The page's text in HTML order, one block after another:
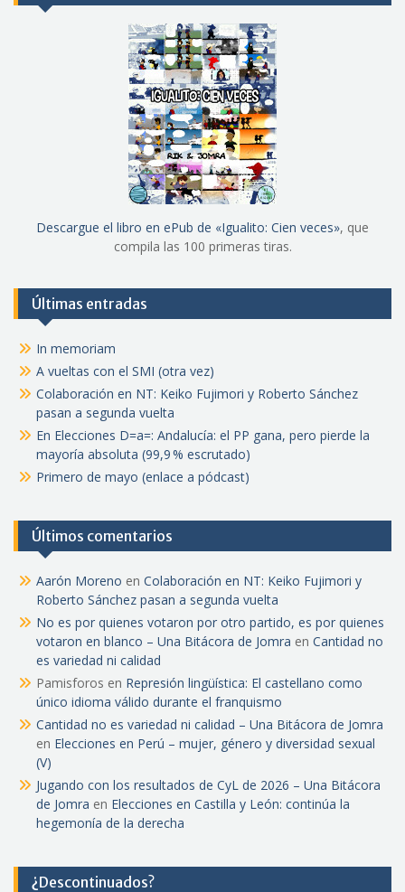
Descargue el libro en ePub de «Igualito: Cien veces», que
compila las 100 primeras tiras.
Últimas entradas
In memoriam
A vueltas con el SMI (otra vez)
Colaboración en NT: Keiko Fujimori y Roberto Sánchez
pasan a segunda vuelta
En Elecciones D=a=: Andalucía: el PP gana, pero pierde la
mayoría absoluta (99,9 % escrutado)
Primero de mayo (enlace a pódcast)
Últimos comentarios
Aarón Moreno en Colaboración en NT: Keiko Fujimori y
Roberto Sánchez pasan a segunda vuelta
No es por quienes votaron por otro partido, es por quienes
votaron en blanco – Una Bitácora de Jomra en Cantidad no
es variedad ni calidad
Pamisforos en Represión lingüística: El castellano como
único idioma válido durante el franquismo
Cantidad no es variedad ni calidad – Una Bitácora de Jomra
en Elecciones en Perú – mujer, género y diversidad sexual
(V)
Jugando con los resultados de CyL de 2026 – Una Bitácora
de Jomra en Elecciones en Castilla y León: continúa la
hegemonía de la derecha
¿Descontinuados?